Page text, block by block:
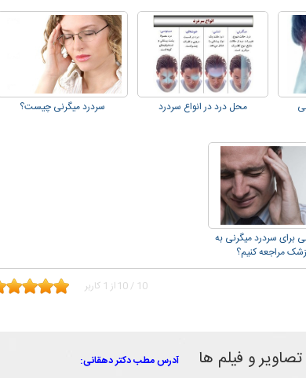
محل درد در انواع سردرد سردرد میگرنی چیست؟
برای سردرد میگرنی به
مراجعه کنیم؟
10 / 10 از 1 کاربر
تصاویر و فیلم ها آدرس مطب دکتر دهقانی: